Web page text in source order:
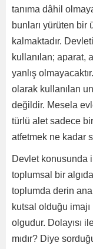
tanıma dâhil
bunları yürüten bir
kalmaktadır.
kullanılan; aparat,
yanlış
olarak kullanılan
değildir. Mesela
türlü alet sadece
atfetmek ne kadar
Devlet konusunda
toplumsal bir
toplumda derin
kutsal olduğu
olgudur. Dolayısı
mıdır? Diye